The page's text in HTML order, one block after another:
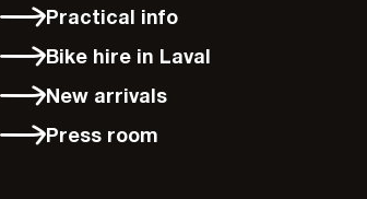
Practical info
Bike hire in Laval
New arrivals
Press room